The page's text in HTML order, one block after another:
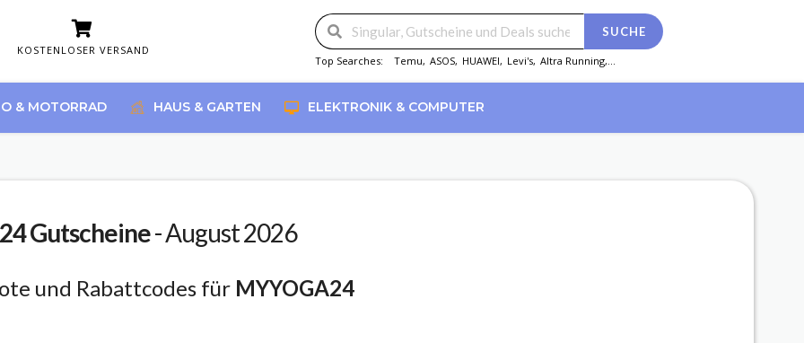
KOSTENLOSER VERSAND
SUCHE
Top Searches: Temu, ASOS, HUAWEI, Levi's, Altra Running,...
& MOTORRAD HAUS & GARTEN ELEKTRONIK & COMPUTER
Gutscheine- August 2026
und Rabattcodes für MYYOGA24